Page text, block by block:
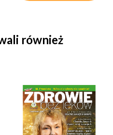
również